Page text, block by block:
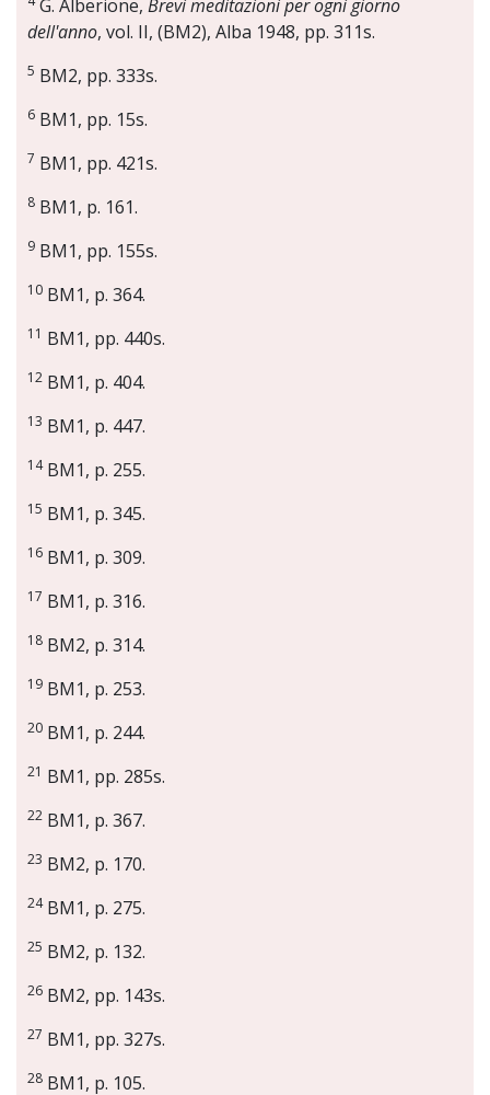
G. Alberione, Brevi meditazioni per ogni giorno
dell'anno, vol. II, (BM2), Alba 1948, pp. 311s.
5 BM2, pp. 333s.
6 BM1, pp. 15s.
7 BM1, pp. 421s.
8 BM1, p. 161.
9 BM1, pp. 155s.
10 BM1, p. 364.
11 BM1, pp. 440s.
12 BM1, p. 404.
13 BM1, p. 447.
14BM1, p. 255.
15 BM1, p. 345.
16 BM1, p. 309.
17 BM1, p. 316.
18 BM2, p. 314.
19 BM1, p. 253.
20 BM1, p. 244.
21 BM1, pp. 285s.
22 BM1, p. 367.
23 BM2, p. 170.
24BM1, p. 275.
25 BM2, p. 132.
26 BM2, pp. 143s.
27 BM1, pp. 327s.
28 BM1, p. 105.